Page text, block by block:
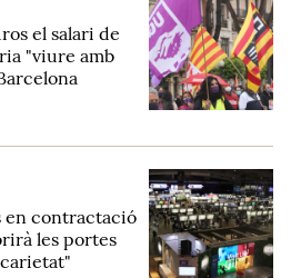
el salari de
"viure amb
en contractació
les portes